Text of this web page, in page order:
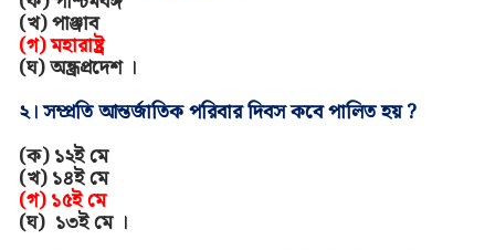
(খ)পাঞ্জাব
(গ)মহারাষ্ট্র
(ঘ)অন্ধ্রপ্রদেশ ।
২। সম্প্রতি আন্তর্জাতিক পরিবার দিবস কবে পালিত হয়?
(ক)১২ই মে
(খ)১৪ই মে
(গ)১৫ই মে
(ঘ) ১৩ই মে ।